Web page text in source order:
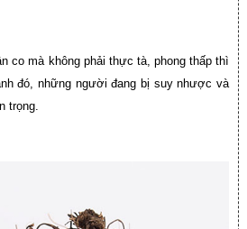
co mà không phải thực tà, phong thấp thì
đó, những người đang bị suy nhược và
trọng.